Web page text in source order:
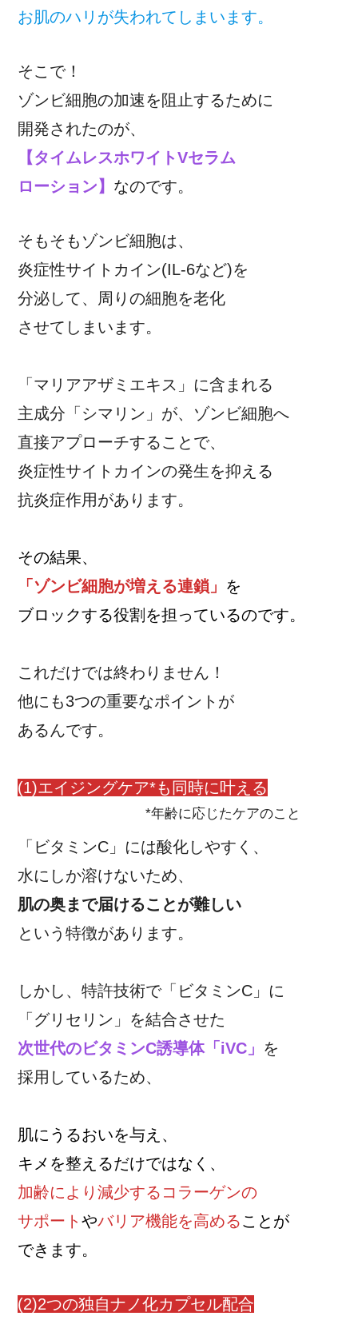
お肌のハリが失われてしまいます。
そこで！
ゾンビ細胞の加速を阻止するために
開発されたのが、
【タイムレスホワイトVセラム
ローション】 なのです。
そもそもゾンビ細胞は、
炎症性サイトカイン(IL-6など)を
分泌して、周りの細胞を老化
させてしまいます。
「マリアアザミエキス」に含まれる
主成分「シマリン」が、ゾンビ細胞へ
直接アプローチすることで、
炎症性サイトカインの発生を抑える
抗炎症作用があります。
その結果、
「ゾンビ細胞が増える連鎖」 を
ブロックする役割を担っているのです。
これだけでは終わりません！
他にも3つの重要なポイントが
あるんです。
(1)エイジングケア*も同時に叶える
*年齢に応じたケアのこと
「ビタミンC」には酸化しやすく、
水にしか溶けないため、
肌の奥まで届けることが難しい
という特徴があります。
しかし、特許技術で「ビタミンC」に
「グリセリン」を結合させた
次世代のビタミンC誘導体「iVC」 を
採用しているため、
肌にうるおいを与え、
キメを整えるだけではなく、
加齢により減少するコラーゲンの
サポートやバリア機能を高めることが
できます。
(2)2つの独自ナノ化カプセル配合